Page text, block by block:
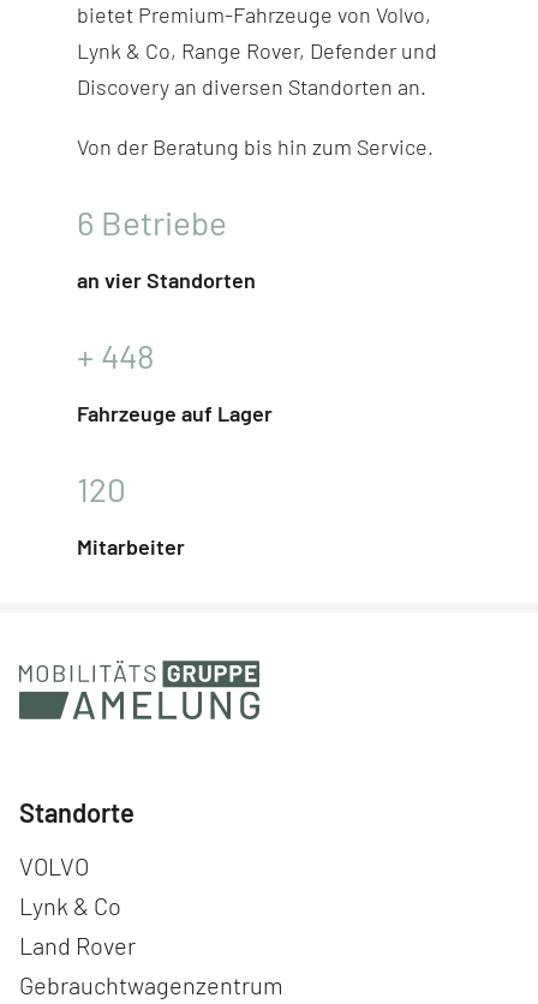
bietet Premium-Fahr­zeuge von Volvo,
Lynk & Co, Range Rover, Defender und
Discovery an diversen Stand­orten an.
Von der Beratung bis hin zum Service.
6 Betriebe
an vier Standorten
+ 448
Fahrzeuge auf Lager
120
Mitarbeiter
Standorte
Navigation überspringen
VOLVO
Lynk & Co
Land Rover
Gebrauchtwagenzentrum